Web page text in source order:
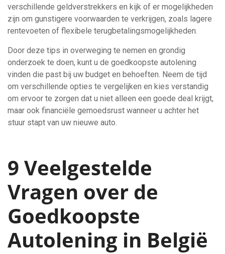
verschillende geldverstrekkers en kijk of er mogelijkheden
zijn om gunstigere voorwaarden te verkrijgen, zoals lagere
rentevoeten of flexibele terugbetalingsmogelijkheden.
Door deze tips in overweging te nemen en grondig
onderzoek te doen, kunt u de goedkoopste autolening
vinden die past bij uw budget en behoeften. Neem de tijd
om verschillende opties te vergelijken en kies verstandig
om ervoor te zorgen dat u niet alleen een goede deal krijgt,
maar ook financiële gemoedsrust wanneer u achter het
stuur stapt van uw nieuwe auto.
9 Veelgestelde
Vragen over de
Goedkoopste
Autolening in België